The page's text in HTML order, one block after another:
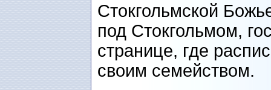
Стокгольмской
под Стокгольмом,
странице, где
своим семейством.